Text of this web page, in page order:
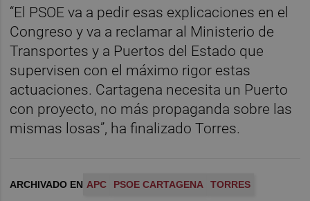
“El PSOE va a pedir esas explicaciones en el
Congreso y va a reclamar al Ministerio de
Transportes y a Puertos del Estado que
supervisen con el máximo rigor estas
actuaciones. Cartagena necesita un Puerto
con proyecto, no más propaganda sobre las
mismas losas”, ha finalizado Torres.
ARCHIVADO EN APC PSOE CARTAGENA TORRES